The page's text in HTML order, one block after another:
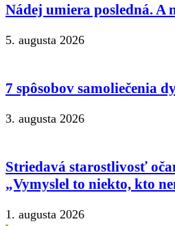
Nádej umiera posledná. A
5. augusta 2026
7 spôsobov samoliečenia
3. augusta 2026
Striedavá starostlivosť
„Vymyslel to niekto, kto
1. augusta 2026